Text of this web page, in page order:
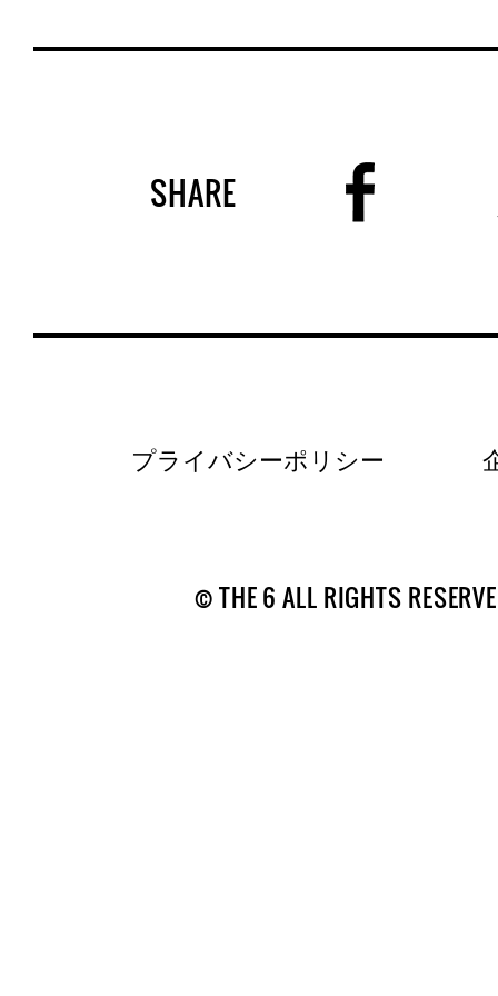
SHARE
プライバシーポリシー
© THE 6 ALL RIGHTS